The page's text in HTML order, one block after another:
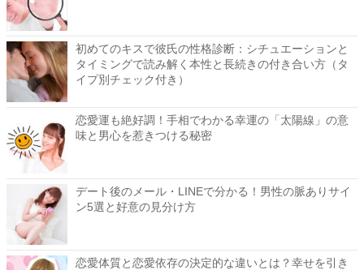
初めてのキスで彼氏の性格診断：シチュエーションと
タイミングで読み解く本性と長続きの付き合い方（タ
イプ別チェック付き）
恋愛運も絶好調！手相でわかる幸運の「太陽線」の意
味と男心を惹きつける秘密
デート後のメール・LINEで分かる！男性の脈ありサイ
ン5選と好意の見分け方
恋愛体質と恋愛依存の決定的な違いとは？幸せを引き